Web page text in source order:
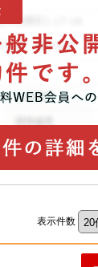
表示件数